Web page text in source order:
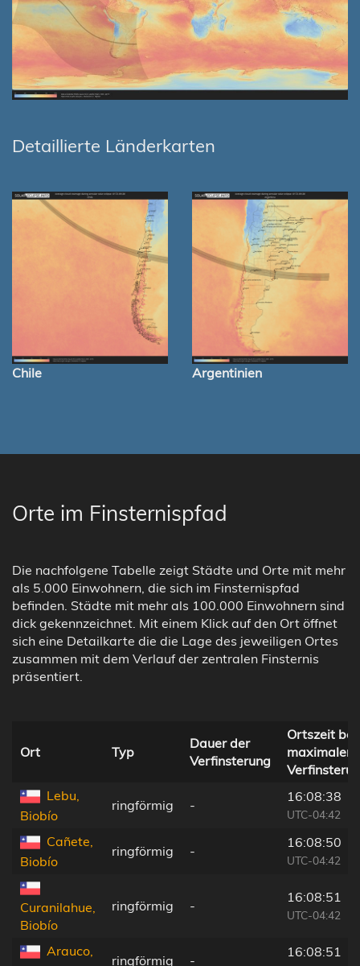
Detaillierte Länderkarten
Chile Argentinien
Orte im Finsternispfad
Die nachfolgene Tabelle zeigt Städte und Orte mit mehr
als 5.000 Einwohnern, die sich im Finsternispfad
befinden. Städte mit mehr als 100.000 Einwohnern sind
dick gekennzeichnet. Mit einem Klick auf den Ort öffnet
sich eine Detailkarte die die Lage des jeweiligen Ortes
zusammen mit dem Verlauf der zentralen Finsternis
präsentiert.
Ort Typ
Dauer der
Verfinsterung
Ortszeit bei
maximaler
Lebu,
Biobío
ringförmig -
16:08:38
UTC-04:42
Cañete,
Biobío
ringförmig -
16:08:50
UTC-04:42
Curanilahue,
Biobío
ringförmig -
16:08:51
UTC-04:42
Arauco,
ringförmig -
16:08:51